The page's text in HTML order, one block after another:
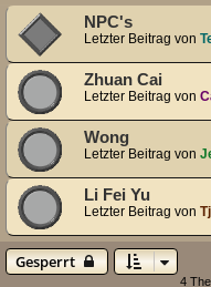
NPC's
Letzter Beitrag von
Zhuan Cai
Letzter Beitrag von
Wong
Letzter Beitrag von
Li Fei Yu
Letzter Beitrag von
Gesperrt
4